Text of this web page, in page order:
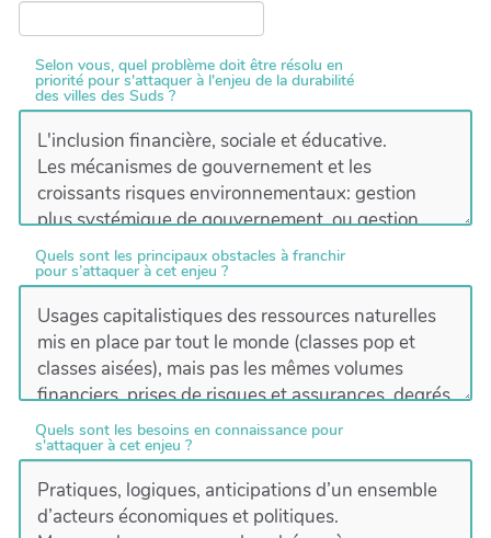
Selon vous, quel problème doit être résolu en
priorité pour s'attaquer à l'enjeu de la durabilité
des villes des Suds ?
Quels sont les principaux obstacles à franchir
pour s’attaquer à cet enjeu ?
Quels sont les besoins en connaissance pour
s'attaquer à cet enjeu ?